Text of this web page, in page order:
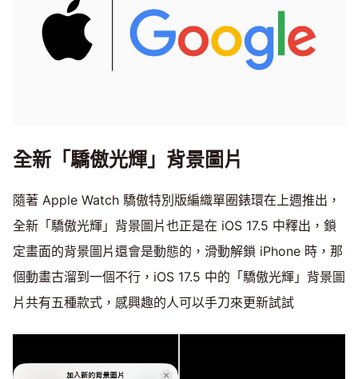
全新「驕傲光輝」背景圖片
隨著 Apple Watch 驕傲特別版編織單圈錶環在上週推出，
全新「驕傲光輝」背景圖片也正是在 iOS 17.5 中釋出，鎖
定畫面的背景圖片還會是動態的，滑動解鎖 iPhone 時，那
個動畫古溜到一個不行，iOS 17.5 中的「驕傲光輝」背景圖
片共有五種款式，感興趣的人可以手刀來更新試試